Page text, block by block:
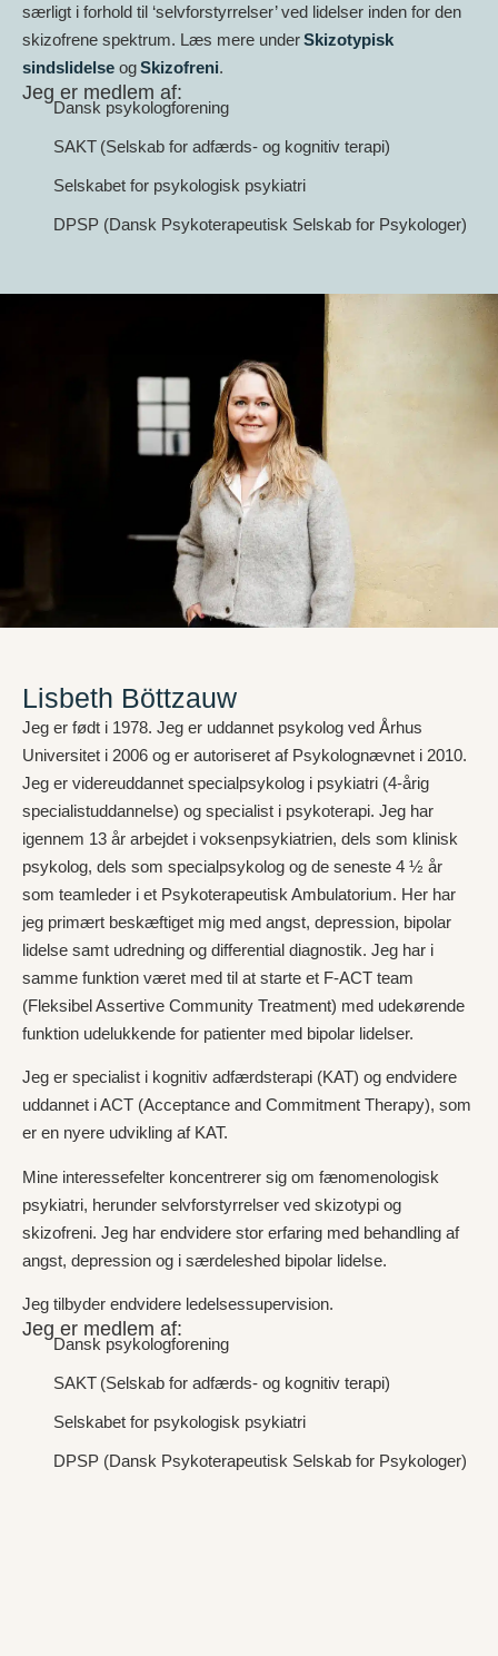
særligt i forhold til ‘selvforstyrrelser’ ved lidelser inden for den
skizofrene spektrum. Læs mere underSkizotypisk
sindslidelse ogSkizofreni.
Jeg er medlem af:
Dansk psykologforening
SAKT (Selskab for adfærds- og kognitiv terapi)
Selskabet for psykologisk psykiatri
DPSP (Dansk Psykoterapeutisk Selskab for Psykologer)
Lisbeth Böttzauw
Jeg er født i 1978. Jeg er uddannet psykolog ved Århus
Universitet i 2006 og er autoriseret af Psykolognævnet i 2010.
Jeg er videreuddannet specialpsykolog i psykiatri (4-årig
specialistuddannelse) og specialist i psykoterapi. Jeg har
igennem 13 år arbejdet i voksenpsykiatrien, dels som klinisk
psykolog, dels som specialpsykolog og de seneste 4 ½ år
som teamleder i et Psykoterapeutisk Ambulatorium. Her har
jeg primært beskæftiget mig med angst, depression, bipolar
lidelse samt udredning og differential diagnostik. Jeg har i
samme funktion været med til at starte et F-ACT team
(Fleksibel Assertive Community Treatment) med udekørende
funktion udelukkende for patienter med bipolar lidelser.
Jeg er specialist i kognitiv adfærdsterapi (KAT) og endvidere
uddannet i ACT (Acceptance and Commitment Therapy), som
er en nyere udvikling af KAT.
Mine interessefelter koncentrerer sig om fænomenologisk
psykiatri, herunder selvforstyrrelser ved skizotypi og
skizofreni. Jeg har endvidere stor erfaring med behandling af
angst, depression og i særdeleshed bipolar lidelse.
Jeg tilbyder endvidere ledelsessupervision.
Jeg er medlem af:
Dansk psykologforening
SAKT (Selskab for adfærds- og kognitiv terapi)
Selskabet for psykologisk psykiatri
DPSP (Dansk Psykoterapeutisk Selskab for Psykologer)